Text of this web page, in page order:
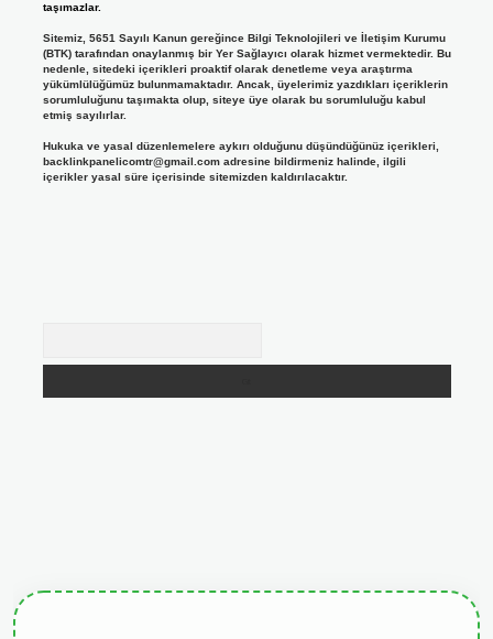
taşımazlar.
Sitemiz, 5651 Sayılı Kanun gereğince Bilgi Teknolojileri ve İletişim Kurumu
(BTK) tarafından onaylanmış bir Yer Sağlayıcı olarak hizmet vermektedir. Bu
nedenle, sitedeki içerikleri proaktif olarak denetleme veya araştırma
yükümlülüğümüz bulunmamaktadır. Ancak, üyelerimiz yazdıkları içeriklerin
sorumluluğunu taşımakta olup, siteye üye olarak bu sorumluluğu kabul
etmiş sayılırlar.
Hukuka ve yasal düzenlemelere aykırı olduğunu düşündüğünüz içerikleri,
backlinkpanelicomtr@gmail.comadresine bildirmeniz halinde, ilgili
içerikler yasal süre içerisinde sitemizden kaldırılacaktır.